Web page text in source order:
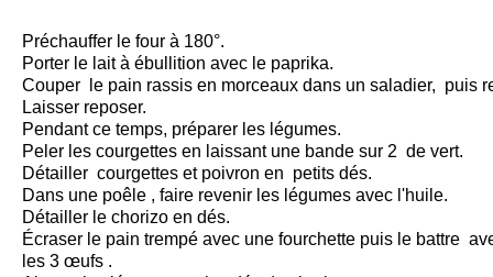
Préchauffer le four à 180°.
Porter le lait à ébullition avec le paprika.
Couper le pain rassis en morceaux dans un saladier, puis
Laisser reposer.
Pendant ce temps, préparer les légumes.
Peler les courgettes en laissant une bande sur 2 de vert.
Détailler courgettes et poivron en petits dés.
Dans une poêle , faire revenir les légumes avec l'huile.
Détailler le chorizo en dés.
Écraser le pain trempé avec une fourchette puis le battre
les 3 œufs .